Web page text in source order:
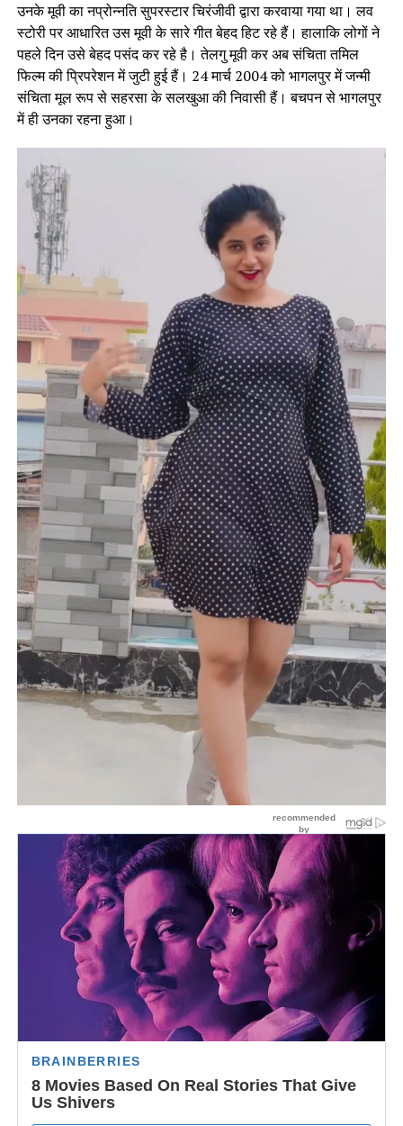
उनके मूवी का नप्रोन्नति सुपरस्टार चिरंजीवी द्वारा करवाया गया था। लव
स्टोरी पर आधारित उस मूवी के सारे गीत बेहद हिट रहे हैं। हालाकि लोगों ने
पहले दिन उसे बेहद पसंद कर रहे है। तेलगु मूवी कर अब संचिता तमिल
फिल्म की प्रिपरेशन में जुटी हुई हैं। 24 मार्च 2004 को भागलपुर में जन्मी
संचिता मूल रूप से सहरसा के सलखुआ की निवासी हैं। बचपन से भागलपुर
में ही उनका रहना हुआ।